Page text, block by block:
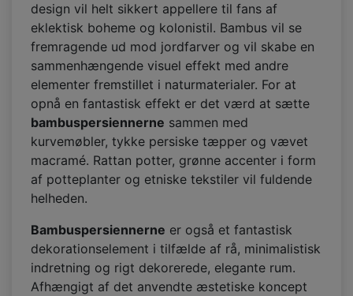
design vil helt sikkert appellere til fans af
eklektisk boheme og kolonistil. Bambus vil se
fremragende ud mod jordfarver og vil skabe en
sammenhængende visuel effekt med andre
elementer fremstillet i naturmaterialer. For at
opnå en fantastisk effekt er det værd at sætte
bambuspersiennerne sammen med
kurvemøbler, tykke persiske tæpper og vævet
macramé. Rattan potter, grønne accenter i form
af potteplanter og etniske tekstiler vil fuldende
helheden.
Bambuspersiennerne er også et fantastisk
dekorationselement i tilfælde af rå, minimalistisk
indretning og rigt dekorerede, elegante rum.
Afhængigt af det anvendte æstetiske koncept